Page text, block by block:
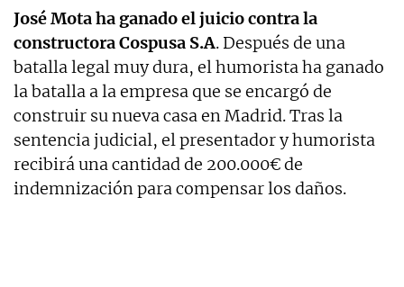
José Mota ha ganado el juicio contra la
constructora Cospusa S.A. Después de una
batalla legal muy dura, el humorista ha ganado
la batalla a la empresa que se encargó de
construir su nueva casa en Madrid. Tras la
sentencia judicial, el presentador y humorista
recibirá una cantidad de 200.000€ de
indemnización para compensar los daños.